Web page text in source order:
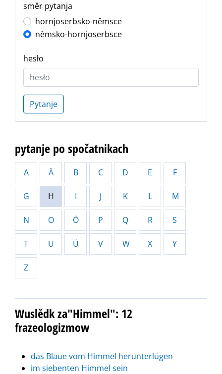
směr pytanja
hornjoserbsko-němsce
němsko-hornjoserbsce
hesło
Pytanje
pytanje po spočatnikach
A Ä B C D E F
G H I J K L M
N O Ö P Q R S
T U Ü V W X Y
Z
Wuslědk za"Himmel": 12
frazeologizmow
das Blaue vom Himmel herunterlügen
im siebenten Himmel sein